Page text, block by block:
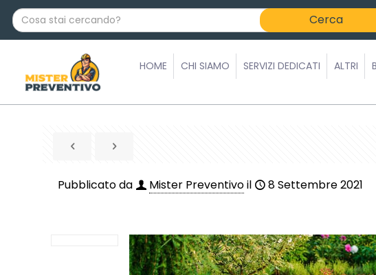
C
o
HOME CHI SIAMO SERVIZI DEDICATI ALTRI
Pubblicato da Mister Preventivoil 8 Settembre 2021